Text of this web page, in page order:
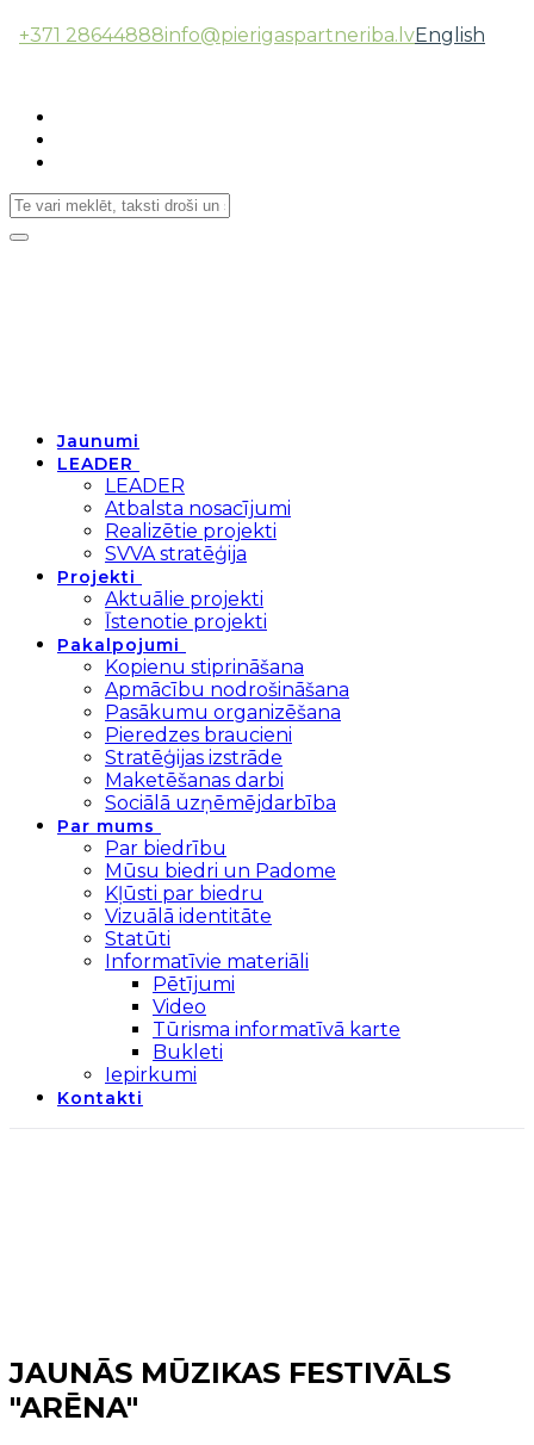
+371 28644888info@pierigaspartneriba.lvEnglish
Toggle
Jaunumi
LEADER
LEADER
Atbalsta nosacījumi
Realizētie projekti
SVVA stratēģija
Projekti
Aktuālie projekti
Īstenotie projekti
Pakalpojumi
Kopienu stiprināšana
Apmācību nodrošināšana
Pasākumu organizēšana
Pieredzes braucieni
Stratēģijas izstrāde
Maketēšanas darbi
Sociālā uzņēmējdarbība
Par mums
Par biedrību
Mūsu biedri un Padome
Kļūsti par biedru
Vizuālā identitāte
Statūti
Informatīvie materiāli
Pētījumi
Video
Tūrisma informatīvā karte
Bukleti
Iepirkumi
Kontakti
JAUNĀS MŪZIKAS FESTIVĀLS
"ARĒNA"